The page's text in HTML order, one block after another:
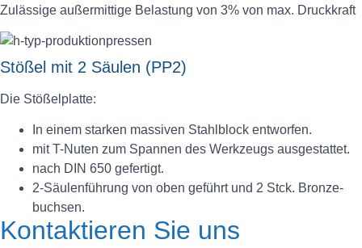
Zulässige außermittige Belastung von 3% von max. Druckkraft
Stößel mit 2 Säulen (PP2)
Die Stößelplatte:
In einem starken massiven Stahlblock entworfen.
mit T-Nuten zum Spannen des Werkzeugs ausgestattet.
nach DIN 650 gefertigt.
2-Säulenführung von oben geführt und 2 Stck. Bronze-
buchsen.
Kontaktieren Sie uns